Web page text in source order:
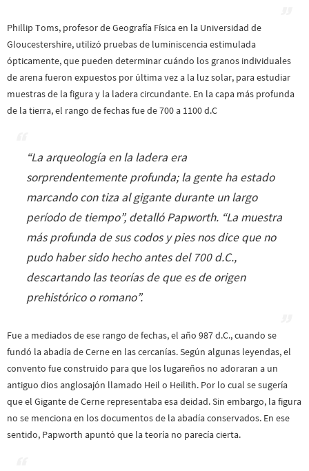
Phillip Toms, profesor de Geografía Física en la Universidad de
Gloucestershire, utilizó pruebas de luminiscencia estimulada
ópticamente, que pueden determinar cuándo los granos individuales
de arena fueron expuestos por última vez a la luz solar, para estudiar
muestras de la figura y la ladera circundante. En la capa más profunda
de la tierra, el rango de fechas fue de 700 a 1100 d.C
“La arqueología en la ladera era
sorprendentemente profunda; la gente ha estado
marcando con tiza al gigante durante un largo
período de tiempo”, detalló Papworth. “La muestra
más profunda de sus codos y pies nos dice que no
pudo haber sido hecho antes del 700 d.C.,
descartando las teorías de que es de origen
prehistórico o romano”.
Fue a mediados de ese rango de fechas, el año 987 d.C., cuando se
fundó la abadía de Cerne en las cercanías. Según algunas leyendas, el
convento fue construido para que los lugareños no adoraran a un
antiguo dios anglosajón llamado Heil o Heilith. Por lo cual se sugería
que el Gigante de Cerne representaba esa deidad. Sin embargo, la figura
no se menciona en los documentos de la abadía conservados. En ese
sentido, Papworth apuntó que la teoría no parecía cierta.